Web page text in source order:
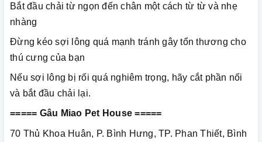
Bắt đầu chải từ ngọn đến chân một cách từ từ và nhẹ
nhàng
Đừng kéo sợi lông quá mạnh tránh gây tổn thương cho
thú cưng của bạn
Nếu sợi lông bị rối quá nghiêm trọng, hãy cắt phần nối
và bắt đầu chải lại.
===== Gâu Miao Pet House =====
70 Thủ Khoa Huân, P. Bình Hưng, TP. Phan Thiết, Bình